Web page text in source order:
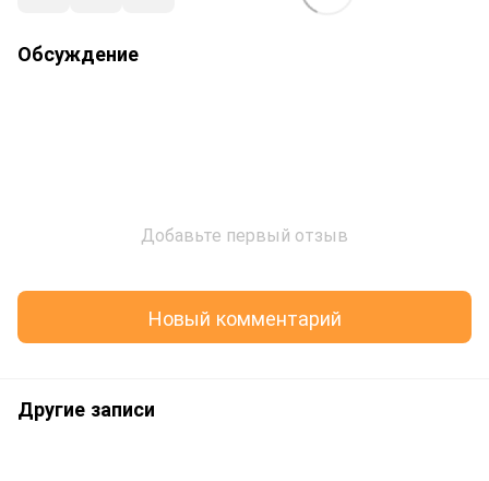
Обсуждение
Добавьте первый отзыв
Новый комментарий
Другие записи